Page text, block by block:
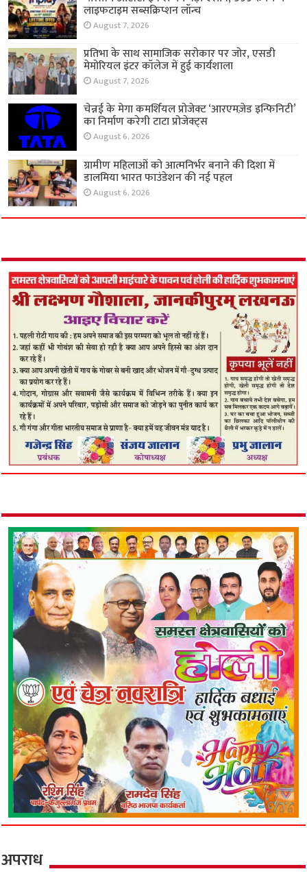
लाइफटाइम सब्सक्रिप्शन लॉन्च
August 7, 2026
प्रतिभा के साथ सामाजिक सरोकार पर जोर, एसडी
मेमोरियल इंटर कॉलेज में हुई कार्यशाला
August 7, 2026
चेन्नई के मेगा कमर्शियल प्रोजेक्ट ‘आरएमज़ेड इन्फिनिटी’
का निर्माण करेगी टाटा प्रोजेक्ट्स
August 6, 2026
ग्रामीण महिलाओं को आत्मनिर्भर बनाने की दिशा में
डालमिया भारत फाउंडेशन की नई पहल
August 6, 2026
अपराध